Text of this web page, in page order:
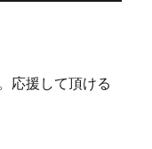
応援して頂ける